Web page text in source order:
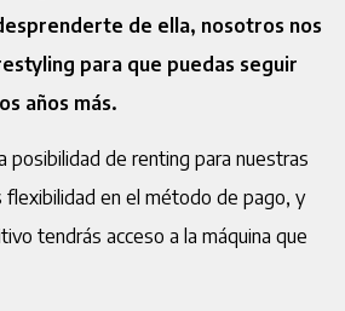
de ella, nosotros nos
para que puedas seguir
años más.
posibilidad de renting para nuestras
flexibilidad en el método de pago, y
tendrás acceso a la máquina que